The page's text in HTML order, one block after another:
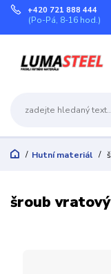
+420 721 888 444
(Po-Pá, 8-16 hod.)
Hutní materiál
šroub